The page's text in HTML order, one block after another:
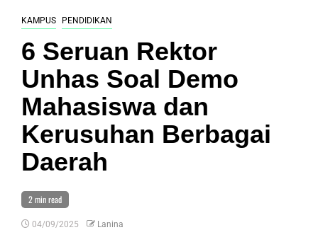
KAMPUS PENDIDIKAN
6 Seruan Rektor
Unhas Soal Demo
Mahasiswa dan
Kerusuhan Berbagai
Daerah
2 min read
04/09/2025 Lanina